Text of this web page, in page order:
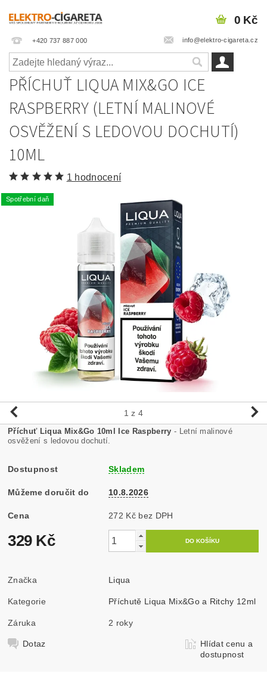
+420 737 887 000 info@elektro-cigareta.cz
0 Kč
PŘÍCHUŤ LIQUA MIX&GO ICE
RASPBERRY (LETNÍ MALINOVÉ
OSVĚŽENÍ S LEDOVOU DOCHUTÍ)
10ML
1 hodnocení
Spotřební daň
1 z 4
Příchuť Liqua Mix&Go 10ml Ice Raspberry - Letní malinové
osvěžení s ledovou dochutí.
Dostupnost Skladem
Můžeme doručit do 10.8.2026
Cena 272 Kč bez DPH
329 Kč
Značka Liqua
Kategorie Příchutě Liqua Mix&Go a Ritchy 12ml
Záruka 2 roky
Dotaz
Hlídat cenu a
dostupnost